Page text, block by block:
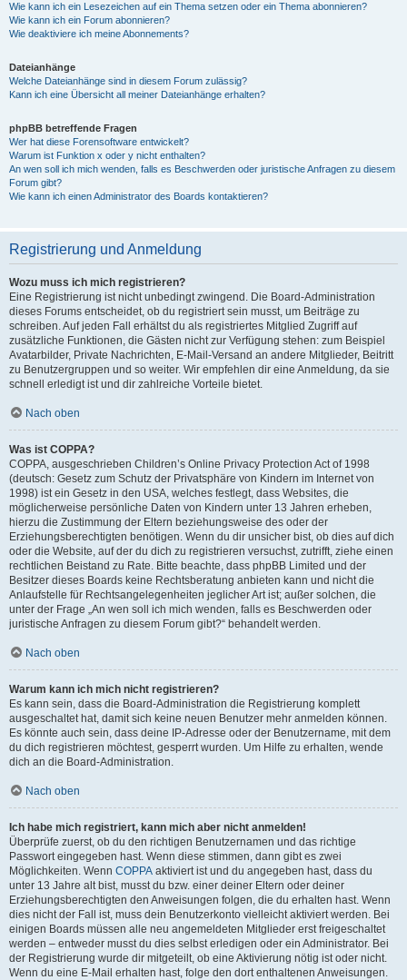
Wie kann ich ein Lesezeichen auf ein Thema setzen oder ein Thema abonnieren?
Wie kann ich ein Forum abonnieren?
Wie deaktiviere ich meine Abonnements?
Dateianhänge
Welche Dateianhänge sind in diesem Forum zulässig?
Kann ich eine Übersicht all meiner Dateianhänge erhalten?
phpBB betreffende Fragen
Wer hat diese Forensoftware entwickelt?
Warum ist Funktion x oder y nicht enthalten?
An wen soll ich mich wenden, falls es Beschwerden oder juristische Anfragen zu diesem
Forum gibt?
Wie kann ich einen Administrator des Boards kontaktieren?
Registrierung und Anmeldung
Wozu muss ich mich registrieren?
Eine Registrierung ist nicht unbedingt zwingend. Die Board-Administration
dieses Forums entscheidet, ob du registriert sein musst, um Beiträge zu
schreiben. Auf jeden Fall erhältst du als registriertes Mitglied Zugriff auf
zusätzliche Funktionen, die Gästen nicht zur Verfügung stehen: zum Beispiel
Avatarbilder, Private Nachrichten, E-Mail-Versand an andere Mitglieder, Beitritt
zu Benutzergruppen und so weiter. Wir empfehlen dir eine Anmeldung, da sie
schnell erledigt ist und dir zahlreiche Vorteile bietet.
Nach oben
Was ist COPPA?
COPPA, ausgeschrieben Children’s Online Privacy Protection Act of 1998
(deutsch: Gesetz zum Schutz der Privatsphäre von Kindern im Internet von
1998) ist ein Gesetz in den USA, welches festlegt, dass Websites, die
möglicherweise persönliche Daten von Kindern unter 13 Jahren erheben,
hierzu die Zustimmung der Eltern beziehungsweise des oder der
Erziehungsberechtigten benötigen. Wenn du dir unsicher bist, ob dies auf dich
oder die Website, auf der du dich zu registrieren versuchst, zutrifft, ziehe einen
rechtlichen Beistand zu Rate. Bitte beachte, dass phpBB Limited und der
Besitzer dieses Boards keine Rechtsberatung anbieten kann und nicht die
Anlaufstelle für Rechtsangelegenheiten jeglicher Art ist; außer solchen, die
unter der Frage „An wen soll ich mich wenden, falls es Beschwerden oder
juristische Anfragen zu diesem Forum gibt?“ behandelt werden.
Nach oben
Warum kann ich mich nicht registrieren?
Es kann sein, dass die Board-Administration die Registrierung komplett
ausgeschaltet hat, damit sich keine neuen Benutzer mehr anmelden können.
Es könnte auch sein, dass deine IP-Adresse oder der Benutzername, mit dem
du dich registrieren möchtest, gesperrt wurden. Um Hilfe zu erhalten, wende
dich an die Board-Administration.
Nach oben
Ich habe mich registriert, kann mich aber nicht anmelden!
Überprüfe zuerst, ob du den richtigen Benutzernamen und das richtige
Passwort eingegeben hast. Wenn diese stimmen, dann gibt es zwei
Möglichkeiten. Wenn COPPA aktiviert ist und du angegeben hast, dass du
unter 13 Jahre alt bist, musst du bzw. einer deiner Eltern oder deiner
Erziehungsberechtigten den Anweisungen folgen, die du erhalten hast. Wenn
dies nicht der Fall ist, muss dein Benutzerkonto vielleicht aktiviert werden. Bei
einigen Boards müssen alle neu angemeldeten Mitglieder erst freigeschaltet
werden – entweder musst du dies selbst erledigen oder ein Administrator. Bei
der Registrierung wurde dir mitgeteilt, ob eine Aktivierung nötig ist oder nicht.
Wenn du eine E-Mail erhalten hast, folge den dort enthaltenen Anweisungen.